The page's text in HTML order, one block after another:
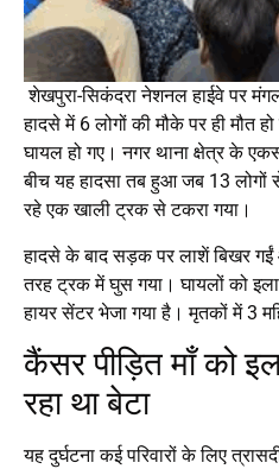
शेखपुरा-सिकंदरा नेशनल हाईवे पर
हादसे में 6 लोगों की मौके पर ही मौत
घायल हो गए। नगर थाना क्षेत्र के
बीच यह हादसा तब हुआ जब 13
रहे एक खाली ट्रक से टकरा गया।
हादसे के बाद सड़क पर लाशें बिखर गईं
तरह ट्रक में घुस गया। घायलों को
हायर सेंटर भेजा गया है। मृतकों में 3
कैंसर पीड़ित माँ को
रहा था बेटा
यह दुर्घटना कई परिवारों के लिए